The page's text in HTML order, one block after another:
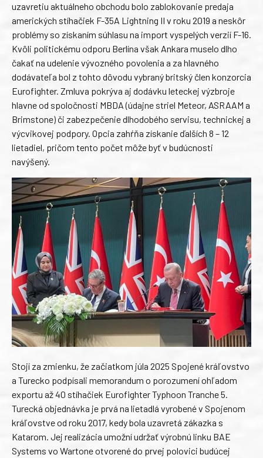
uzavretiu aktuálneho obchodu bolo zablokovanie predaja
amerických stíhačiek F-35A Lightning II v roku 2019 a neskôr
problémy so získaním súhlasu na import vyspelých verzií F-16.
Kvôli politickému odporu Berlína však Ankara muselo dlho
čakať na udelenie vývozného povolenia a za hlavného
dodávateľa bol z tohto dôvodu vybraný britský člen konzorcia
Eurofighter. Zmluva pokrýva aj dodávku leteckej výzbroje
hlavne od spoločnosti MBDA (údajne striel Meteor, ASRAAM a
Brimstone) či zabezpečenie dlhodobého servisu, technickej a
výcvikovej podpory. Opcia zahŕňa získanie ďalších 8 – 12
lietadiel, pričom tento počet môže byť v budúcnosti
navýšený.
Stojí za zmienku, že začiatkom júla 2025 Spojené kráľovstvo
a Turecko podpísali memorandum o porozumení ohľadom
exportu až 40 stíhačiek Eurofighter Typhoon Tranche 5.
Turecká objednávka je prvá na lietadlá vyrobené v Spojenom
kráľovstve od roku 2017, kedy bola uzavretá zákazka s
Katarom. Jej realizácia umožní udržať výrobnú linku BAE
Systems vo Wartone otvorené do prvej polovici budúcej